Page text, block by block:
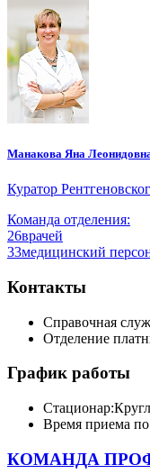
Манакова Яна
Куратор
Команда отделения:
26врачей
33медицинский
Контакты
Справочная
Отделение
График работы
Стационар:
Время приема
КОМАНДА